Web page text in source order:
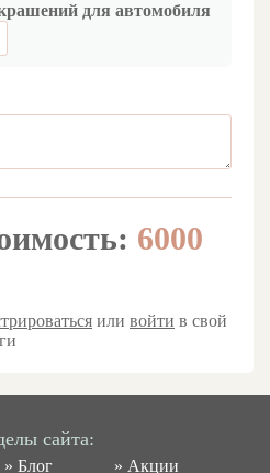
для автомобиля
6000
или войти в свой
сайта:
»Блог » Акции